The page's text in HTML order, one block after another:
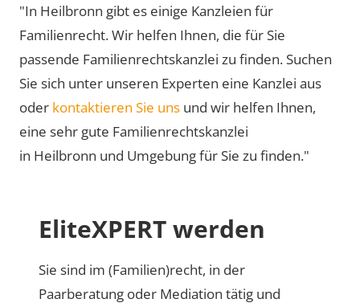
"In Heilbronn gibt es einige Kanzleien für
Familienrecht. Wir helfen Ihnen, die für Sie
passende Familienrechtskanzlei zu finden. Suchen
Sie sich unter unseren Experten eine Kanzlei aus
oder kontaktieren Sie uns und wir helfen Ihnen,
eine sehr gute Familienrechtskanzlei
in Heilbronn und Umgebung für Sie zu finden."
EliteXPERT werden
Sie sind im (Familien)recht, in der
Paarberatung oder Mediation tätig und